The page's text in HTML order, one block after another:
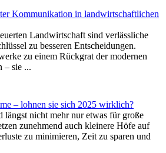
Kommunikation in landwirtschaftlichen
Landwirtschaft sind verlässliche
zu besseren Entscheidungen.
zu einem Rückgrat der modernen
– sie ...
– lohnen sie sich 2025 wirklich?
längst nicht mehr nur etwas für große
zunehmend auch kleinere Höfe auf
zu minimieren, Zeit zu sparen und